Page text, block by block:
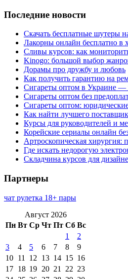
Последние новости
Скачать бесплатные шутеры
Лакорны онлайн бесплатно в
Сливы курсов: как
Kinogo: большой выбор
Дорамы про дружбу и любовь
Как получить гарантию на
Сигареты оптом в Украине —
Сигареты оптом без
Сигареты оптом:
Как найти лучшего
Курсы для руководителей и
Корейские сериалы онлайн
Артроскопическая хирургия:
Где искать недорогую
Складчина курсов для
Партнеры
чат рулетка 18+ пары
Август 2026
Пн Вт Ср Чт Пт Сб Вс
1
2
3
4 5 6 7 8
9
10 11 12 13 14 15 16
17 18 19 20 21 22 23